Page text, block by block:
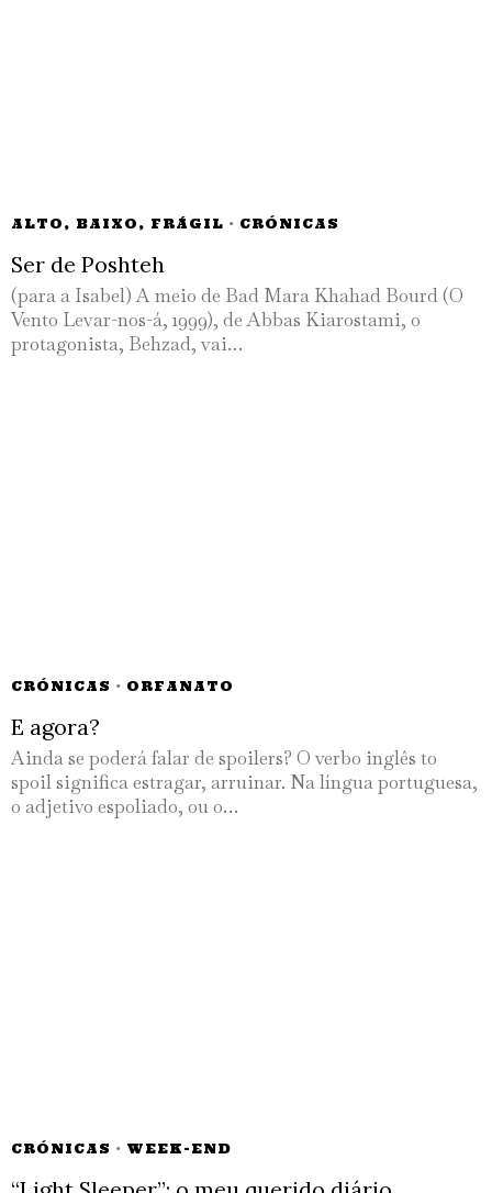
ALTO, BAIXO, FRÁGIL · CRÓNICAS
Ser de Poshteh
(para a Isabel) A meio de Bad Mara Khahad Bourd (O
Vento Levar-nos-á, 1999), de Abbas Kiarostami, o
protagonista, Behzad, vai…
CRÓNICAS · ORFANATO
E agora?
Ainda se poderá falar de spoilers? O verbo inglês to
spoil significa estragar, arruinar. Na língua portuguesa,
o adjetivo espoliado, ou o…
CRÓNICAS · WEEK-END